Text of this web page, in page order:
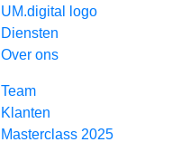
Diensten
Over ons
Team
Klanten
Masterclass 2025